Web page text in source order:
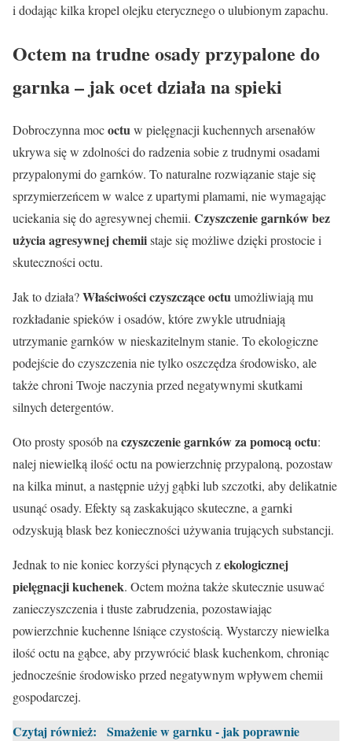
i dodając kilka kropel olejku eterycznego o ulubionym zapachu.
Octem na trudne osady przypalone do
garnka – jak ocet działa na spieki
Dobroczynna mococtu w pielęgnacji kuchennych arsenałów
ukrywa się w zdolności do radzenia sobie z trudnymi osadami
przypalonymi do garnków. To naturalne rozwiązanie staje się
sprzymierzeńcem w walce z upartymi plamami, nie wymagając
uciekania się do agresywnej chemii. Czyszczenie garnków bez
użycia agresywnej chemiistaje się możliwe dzięki prostocie i
skuteczności octu.
Jak to działa?Właściwości czyszczące octu umożliwiają mu
rozkładanie spieków i osadów, które zwykle utrudniają
utrzymanie garnków w nieskazitelnym stanie. To ekologiczne
podejście do czyszczenia nie tylko oszczędza środowisko, ale
także chroni Twoje naczynia przed negatywnymi skutkami
silnych detergentów.
Oto prosty sposób na czyszczenie garnków za pomocą octu:
nalej niewielką ilość octu na powierzchnię przypaloną, pozostaw
na kilka minut, a następnie użyj gąbki lub szczotki, aby delikatnie
usunąć osady. Efekty są zaskakująco skuteczne, a garnki
odzyskują blask bez konieczności używania trujących substancji.
Jednak to nie koniec korzyści płynących zekologicznej
pielęgnacji kuchenek. Octem można także skutecznie usuwać
zanieczyszczenia i tłuste zabrudzenia, pozostawiając
powierzchnie kuchenne lśniące czystością. Wystarczy niewielka
ilość octu na gąbce, aby przywrócić blask kuchenkom, chroniąc
jednocześnie środowisko przed negatywnym wpływem chemii
gospodarczej.
Czytaj również: Smażenie w garnku - jak poprawnie